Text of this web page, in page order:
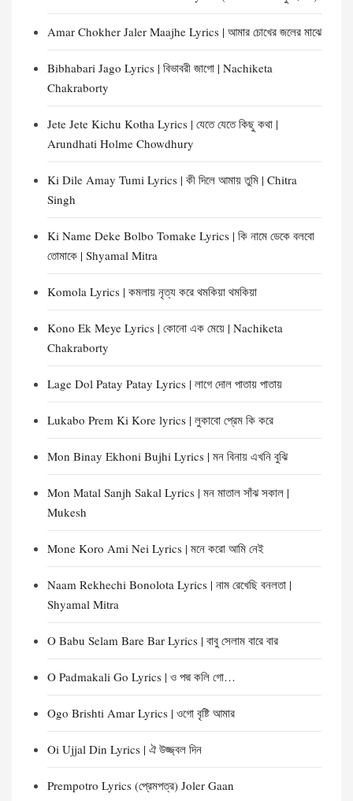
Amar Chokher Jaler Maajhe Lyrics | আমার চোখের জলের মাঝে
Bibhabari Jago Lyrics | বিভাবরী জাগো | Nachiketa
Chakraborty
Jete Jete Kichu Kotha Lyrics | যেতে যেতে কিছু কথা |
Arundhati Holme Chowdhury
Ki Dile Amay Tumi Lyrics | কী দিলে আমায় তুমি | Chitra
Singh
Ki Name Deke Bolbo Tomake Lyrics | কি নামে ডেকে বলবো
তোমাকে | Shyamal Mitra
Komola Lyrics | কমলায় নৃত্য করে থমকিয়া থমকিয়া
Kono Ek Meye Lyrics | কোনো এক মেয়ে | Nachiketa
Chakraborty
Lage Dol Patay Patay Lyrics | লাগে দোল পাতায় পাতায়
Lukabo Prem Ki Kore lyrics | লুকাবো প্রেম কি করে
Mon Binay Ekhoni Bujhi Lyrics | মন বিনায় এখনি বুঝি
Mon Matal Sanjh Sakal Lyrics | মন মাতাল সাঁঝ সকাল |
Mukesh
Mone Koro Ami Nei Lyrics | মনে করো আমি নেই
Naam Rekhechi Bonolota Lyrics | নাম রেখেছি বনলতা |
Shyamal Mitra
O Babu Selam Bare Bar Lyrics | বাবু সেলাম বারে বার
O Padmakali Go Lyrics | ও পদ্ম কলি গো…
Ogo Brishti Amar Lyrics | ওগো বৃষ্টি আমার
Oi Ujjal Din Lyrics | ঐ উজ্জ্বল দিন
Prempotro Lyrics (প্রেমপত্র) Joler Gaan